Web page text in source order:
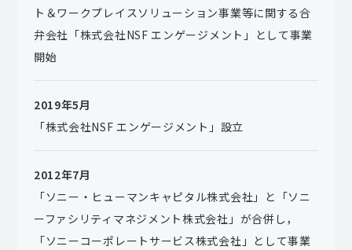
ト＆ワークプレイスソリューション事業等に関する合
弁会社「株式会社NSF エンゲージメント」として事業
開始
2019年5月
「株式会社NSF エンゲージメント」設立
2012年7月
「ソニー・ヒューマンキャピタル株式会社」と「ソニ
ーファシリティマネジメント株式会社」が合併し，
「ソニーコーポレートサービス株式会社」として事業